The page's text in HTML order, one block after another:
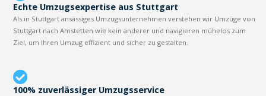
Echte Umzugsexpertise aus Stuttgart
Als in Stuttgart ansässiges Umzugsunternehmen verstehen wir Umzüge von
Stuttgart nach Amstetten wie kein anderer und navigieren mühelos zum
Ziel, um Ihren Umzug effizient und sicher zu gestalten.
100% zuverlässiger Umzugsservice